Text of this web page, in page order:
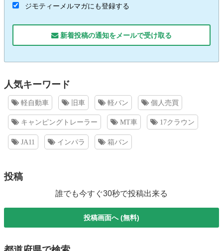
ジモティーメルマガにも登録する
新着投稿の通知をメールで受け取る
人気キーワード
軽自動車 旧車 軽バン 個人売買
キャンピングトレーラー MT車 17クラウン
JA11 インパラ 箱バン
投稿
誰でも今すぐ30秒で投稿出来る
投稿画面へ (無料)